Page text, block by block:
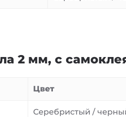
2 мм, с
Цвет
Серебристый /